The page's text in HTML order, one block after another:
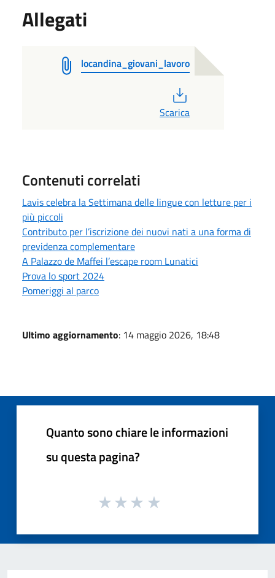
Allegati
locandina_giovani_lavoro
Scarica
Contenuti correlati
Lavis celebra la Settimana delle lingue con letture per i
più piccoli
Contributo per l’iscrizione dei nuovi nati a una forma di
previdenza complementare
A Palazzo de Maffei l’escape room Lunatici
Prova lo sport 2024
Pomeriggi al parco
Ultimo aggiornamento: 14 maggio 2026, 18:48
Quanto sono chiare le informazioni
su questa pagina?